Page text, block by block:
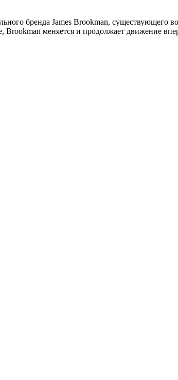
бренда James Brookman,
Brookman меняется и продолжает движение